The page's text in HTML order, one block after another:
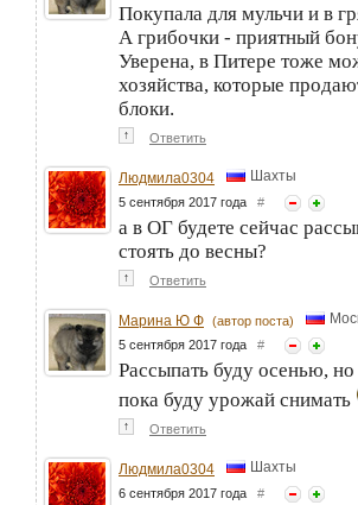
Покупала для мульчи и в
А грибочки - приятный
Уверена, в Питере тоже
хозяйства, которые
блоки.
↑ Ответить
Людмила0304 Шахты
5 сентября 2017 года #
а в ОГ будете сейчас
стоять до весны?
↑ Ответить
Марина Ю Ф (автор поста)
5 сентября 2017 года #
Рассыпать буду осенью,
пока буду урожай снимать
↑ Ответить
Людмила0304 Шахты
6 сентября 2017 года #